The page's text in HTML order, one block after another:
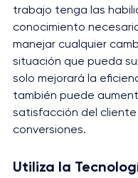
trabajo tenga las
conocimiento
manejar cualquier
situación que pueda
solo mejorará la
también puede
satisfacción del cliente
conversiones.
Utiliza la